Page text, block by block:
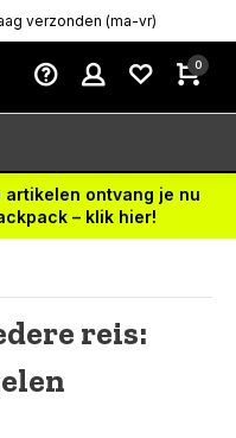
verzonden (ma-vr)
0
ontvang je nu
– klik hier!
reis: